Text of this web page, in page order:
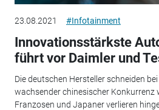
23.08.2021 #Infotainment
Innovationsstärkste
führt vor Daimler und
Die deutschen Hersteller schneiden
wachsender chinesischer Konkurrenz
Franzosen und Japaner verlieren